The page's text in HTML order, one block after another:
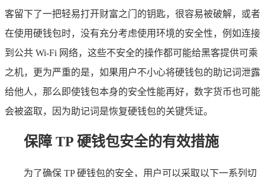
客留下了一把轻易打开财富之门的钥匙，很容易被破解，或者
在使用硬钱包时，没有充分考虑使用环境的安全性，例如连接
到公共 Wi-Fi 网络，这些不安全的操作都可能给黑客提供可乘
之机，更为严重的是，如果用户不小心将硬钱包的助记词泄露
给他人，那么即使钱包本身的安全性能再好，数字货币也可能
会被盗取，因为助记词是恢复硬钱包的关键凭证。
保障 TP 硬钱包安全的有效措施
为了确保 TP 硬钱包的安全，用户可以采取以下一系列切